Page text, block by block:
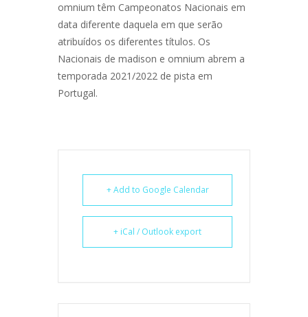
omnium têm Campeonatos Nacionais em
data diferente daquela em que serão
atribuídos os diferentes títulos. Os
Nacionais de madison e omnium abrem a
temporada 2021/2022 de pista em
Portugal.
+ Add to Google Calendar
+ iCal / Outlook export